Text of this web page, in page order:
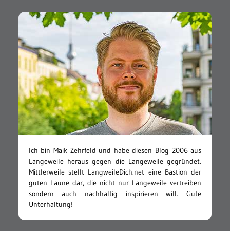
Ich bin Maik Zehrfeld und habe diesen Blog 2006 aus
Langeweile heraus gegen die Langeweile gegründet.
Mittlerweile stellt LangweileDich.net eine Bastion der
guten Laune dar, die nicht nur Langeweile vertreiben
sondern auch nachhaltig inspirieren will. Gute
Unterhaltung!